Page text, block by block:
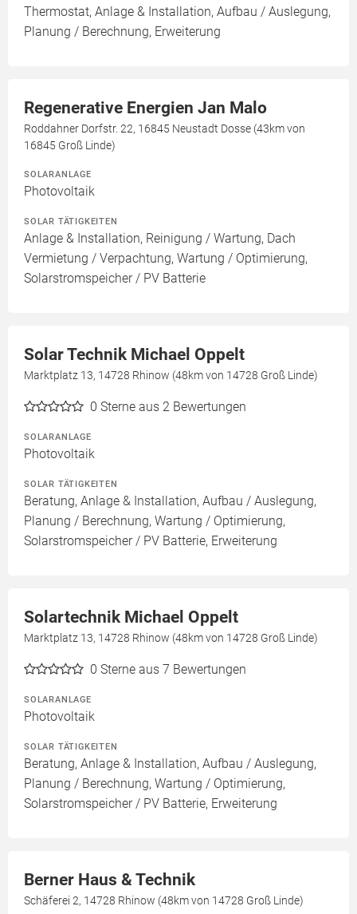
Thermostat, Anlage & Installation, Aufbau / Auslegung,
Planung / Berechnung, Erweiterung
Regenerative Energien Jan Malo
Roddahner Dorfstr. 22, 16845 Neustadt Dosse (43km von
16845 Groß Linde)
SOLARANLAGE
Photovoltaik
SOLAR TÄTIGKEITEN
Anlage & Installation, Reinigung / Wartung, Dach
Vermietung / Verpachtung, Wartung / Optimierung,
Solarstromspeicher / PV Batterie
Solar Technik Michael Oppelt
Marktplatz 13, 14728 Rhinow (48km von 14728 Groß Linde)
0 Sterne aus 2 Bewertungen
SOLARANLAGE
Photovoltaik
SOLAR TÄTIGKEITEN
Beratung, Anlage & Installation, Aufbau / Auslegung,
Planung / Berechnung, Wartung / Optimierung,
Solarstromspeicher / PV Batterie, Erweiterung
Solartechnik Michael Oppelt
Marktplatz 13, 14728 Rhinow (48km von 14728 Groß Linde)
0 Sterne aus 7 Bewertungen
SOLARANLAGE
Photovoltaik
SOLAR TÄTIGKEITEN
Beratung, Anlage & Installation, Aufbau / Auslegung,
Planung / Berechnung, Wartung / Optimierung,
Solarstromspeicher / PV Batterie, Erweiterung
Berner Haus & Technik
Schäferei 2, 14728 Rhinow (48km von 14728 Groß Linde)